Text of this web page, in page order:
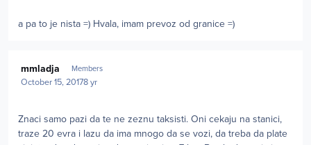
a pa to je nista =) Hvala, imam prevoz od granice =)
mmladja Members
October 15, 20178 yr
Znaci samo pazi da te ne zeznu taksisti. Oni cekaju na stanici,
traze 20 evra i lazu da ima mnogo da se vozi, da treba da plate